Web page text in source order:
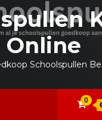
Online
Schoolspullen
0